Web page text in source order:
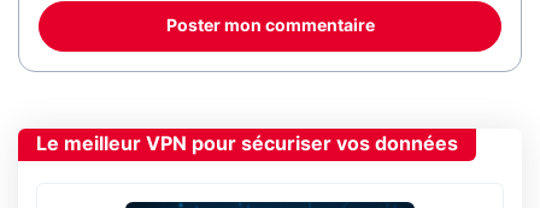
Poster mon commentaire
Le meilleur VPN pour sécuriser vos données